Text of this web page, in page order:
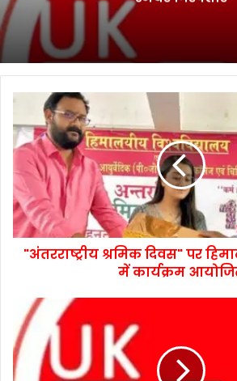
"अंतरराष्ट्रीय श्रमिक दिवस" पर
में कार्यक्रम